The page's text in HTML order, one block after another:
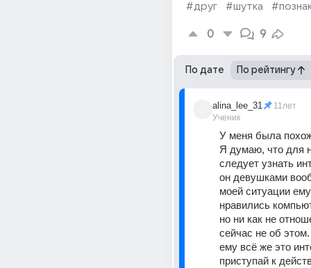
#друг
#шутка
0 9
По дате По рейтингу
alina_lee_31
Ученик
11лет
У меня была
Я думаю, что для
следует узнать
он девушками
моей ситуации
нравились
но ни как не
сейчас не об
ему всё же это
приступай к